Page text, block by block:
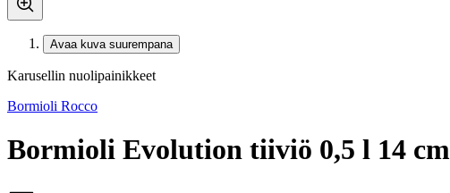
Avaa kuva suurempana
Karusellin nuolipainikkeet
Bormioli Rocco
Bormioli Evolution tiiviö 0,5 l 14 cm